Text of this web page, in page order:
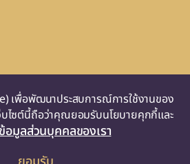
เพื่อพัฒนาประสบการณ์การใช้งานของ
บไซต์นี้ถือว่าคุณยอมรับนโยบายคุกกี้และ
อมูลส่วนบุคคลของเรา